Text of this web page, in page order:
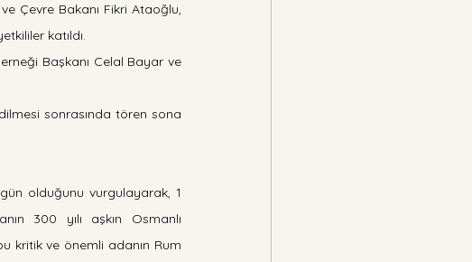
Çevre Bakanı Fikri Ataoğlu,
katıldı.
Başkanı Celal Bayar ve
sonrasında tören sona
olduğunu vurgulayarak, 1
300 yılı aşkın Osmanlı
kritik ve önemli adanın Rum